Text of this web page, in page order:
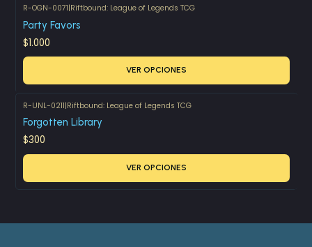
R-OGN-0071|Riftbound: League of Legends TCG
Party Favors
$1.000
VER OPCIONES
R-UNL-0211|Riftbound: League of Legends TCG
Forgotten Library
$300
VER OPCIONES